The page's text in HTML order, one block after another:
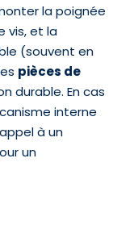
la poignée
vis, et la
(souvent en
pièces de
durable. En cas
interne
à un
un